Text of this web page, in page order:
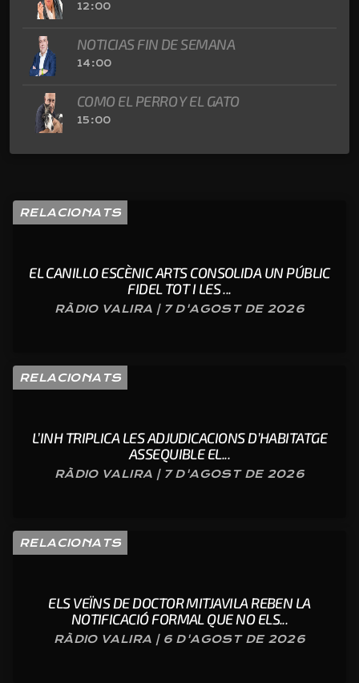
12:00
NOTICIAS FIN DE SEMANA
14:00
COMO EL PERRO Y EL GATO
15:00
RELACIONATS
EL CANILLO ESCÈNIC ARTS CONSOLIDA UN PÚBLIC
FIDEL TOT I LES ...
RÀDIO VALIRA | 7 D'AGOST DE 2026
RELACIONATS
L’INH TRIPLICA LES ADJUDICACIONS D’HABITATGE
ASSEQUIBLE EL...
RÀDIO VALIRA | 7 D'AGOST DE 2026
RELACIONATS
ELS VEÏNS DE DOCTOR MITJAVILA REBEN LA
NOTIFICACIÓ FORMAL QUE NO ELS...
RÀDIO VALIRA | 6 D'AGOST DE 2026